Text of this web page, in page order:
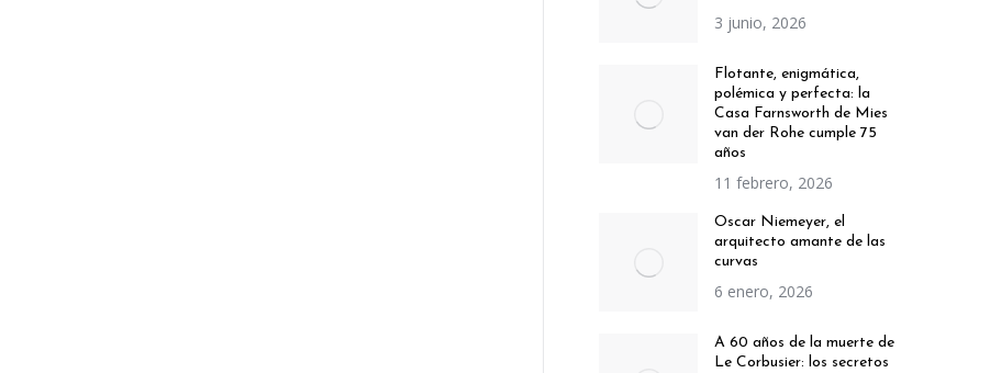
3 junio, 2026
Flotante, enigmática,
polémica y perfecta: la
Casa Farnsworth de Mies
van der Rohe cumple 75
años
11 febrero, 2026
Oscar Niemeyer, el
arquitecto amante de las
curvas
6 enero, 2026
A 60 años de la muerte de
Le Corbusier: los secretos